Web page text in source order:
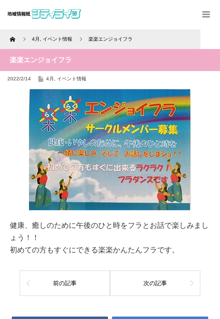
Home 4月 イベント情報 楽楽エンジョイフラ
楽楽エンジョイフラ
2022/2/14 4月 イベント情報
健康、癒しのために午後のひと時をフラとお話で楽しみまし
ょう！！
初めての方もすぐにできる楽楽かんたんフラです。
前の記事 次の記事